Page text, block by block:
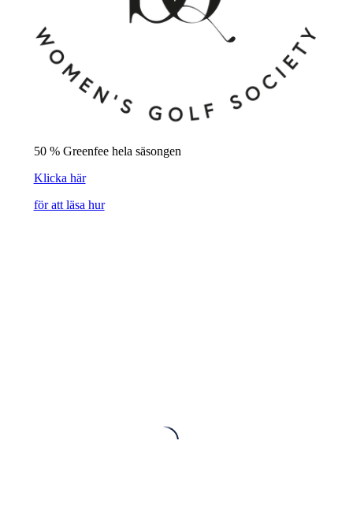
50 % Greenfee hela säsongen
Klicka här
för att läsa hur